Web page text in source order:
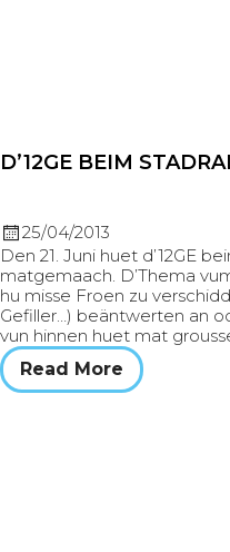
D’12GE BEIM
25/04/2013
Den 21. Juni huet d’12GE
matgemaach. D’Thema
hu misse Froen zu
Gefiller…) beäntwerten an
vun hinnen huet mat
Read More